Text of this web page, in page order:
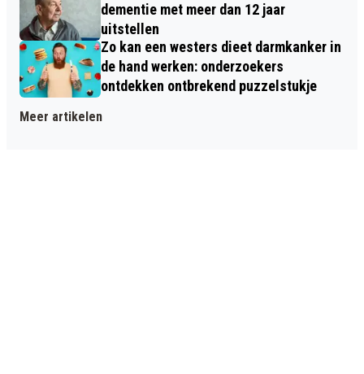
dementie met meer dan 12 jaar
uitstellen
Zo kan een westers dieet darmkanker in
de hand werken: onderzoekers
ontdekken ontbrekend puzzelstukje
Meer artikelen